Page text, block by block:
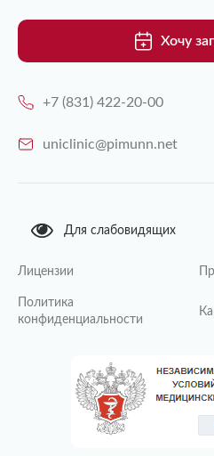
Хочу
+7 (831) 422-20-00
uniclinic@pimunn.net
Для слабовидящих
Лицензии
Политика
конфиденциальности